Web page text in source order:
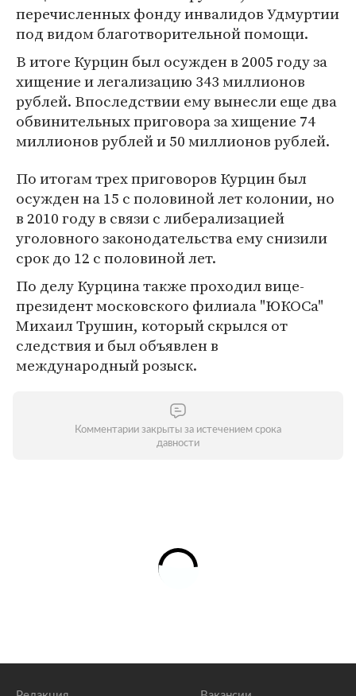
перечисленных фонду инвалидов Удмуртии
под видом благотворительной помощи.
В итоге Курцин был осужден в 2005 году за
хищение и легализацию 343 миллионов
рублей. Впоследствии ему вынесли еще два
обвинительных приговора за хищение 74
миллионов рублей и 50 миллионов рублей.
По итогам трех приговоров Курцин был
осужден на 15 с половиной лет колонии, но
в 2010 году в связи с либерализацией
уголовного законодательства ему снизили
срок до 12 с половиной лет.
По делу Курцина также проходил вице-
президент московского филиала "ЮКОСа"
Михаил Трушин, который скрылся от
следствия и был объявлен в
международный розыск.
Комментарии закрыты за истечением срока
давности